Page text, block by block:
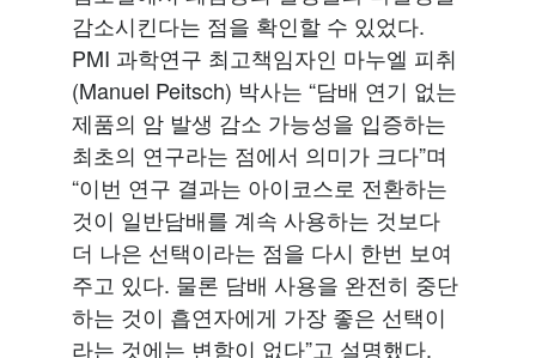
감소시킨다는 점을 확인할 수 있었다.
PMI 과학연구 최고책임자인 마누엘 피취
(Manuel Peitsch) 박사는 “담배 연기 없는
제품의 암 발생 감소 가능성을 입증하는
최초의 연구라는 점에서 의미가 크다”며
“이번 연구 결과는 아이코스로 전환하는
것이 일반담배를 계속 사용하는 것보다
더 나은 선택이라는 점을 다시 한번 보여
주고 있다. 물론 담배 사용을 완전히 중단
하는 것이 흡연자에게 가장 좋은 선택이
라는 것에는 변함이 없다”고 설명했다.